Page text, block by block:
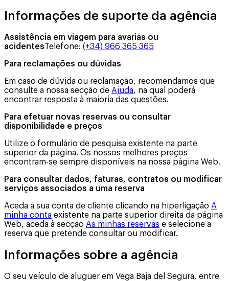
Informações de suporte da agência
Assistência em viagem para avarias ou
acidentesTelefone: (+34) 966 365 365
Para reclamações ou dúvidas
Em caso de dúvida ou reclamação, recomendamos que
consulte a nossa secção de Ajuda, na qual poderá
encontrar resposta à maioria das questões.
Para efetuar novas reservas ou consultar
disponibilidade e preços
Utilize o formulário de pesquisa existente na parte
superior da página. Os nossos melhores preços
encontram-se sempre disponíveis na nossa página Web.
Para consultar dados, faturas, contratos ou modificar
serviços associados a uma reserva
Aceda à sua conta de cliente clicando na hiperligação A
minha conta existente na parte superior direita da página
Web, aceda à secção As minhas reservas e selecione a
reserva que pretende consultar ou modificar.
Informações sobre a agência
O seu veículo de aluguer em Vega Baja del Segura, entre